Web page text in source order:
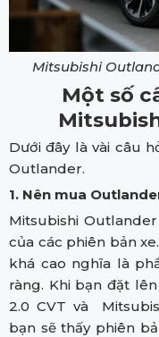
Mitsubishi
Một số
Dưới đây là vài câu
Outlander.
1. Nên mua
Mitsubishi
của các phiên bản
khá cao nghĩa là
ràng. Khi bạn đặt
2.0 CVT và
bạn sẽ thấy phiên